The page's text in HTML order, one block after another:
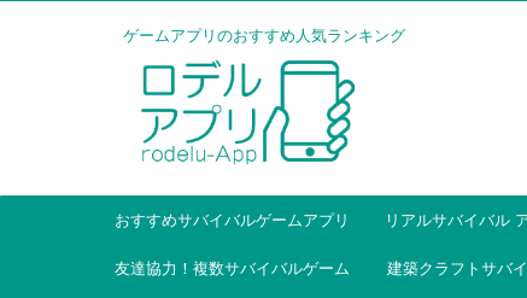
ゲームアプリのおすすめ人気ランキング
おすすめサバイバルゲームアプリ リアルサバイバル
友達協力！複数サバイバルゲーム 建築クラフトサバ